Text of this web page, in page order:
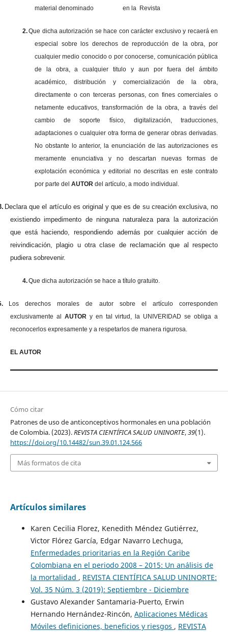
material denominado en la Revista
2.Que dicha autorización se hace con carácter exclusivo y recaerá en
especial sobre los derechos de reproducción de la obra, por
cualquier medio conocido o por conocerse, comunicación pública
de la obra, a cualquier titulo y aun por fuera del ámbito
académico, distribución y comercialización de la obra,
directamente o con terceras personas, con fines comerciales o
netamente educativos, transformación de la obra, a través del
cambio de soporte físico, digitalización, traducciones,
adaptaciones o cualquier otra forma de generar obras derivadas.
No obstante lo anterior, la enunciación de las autorizaciones es
meramente enunciativa y no descartan nuevas formas de
explotación económica y editorial no descritas en este contrato
por parte del AUTORdel artículo, a modo individual.
Declara que el artículo es original y que es de su creación exclusiva, no
existiendo impedimento de ninguna naturaleza para la autorización
que está haciendo, respondiendo además por cualquier acción de
reivindicación, plagio u otra clase de reclamación que al respecto
pudiera sobrevenir.
4.Que dicha autorización se hace a título gratuito.
Los derechos morales de autor sobre el artículo corresponden
exclusivamente al AUTOR y en tal virtud, la UNIVERIDAD se obliga a
reconocerlos expresamente y a respetarlos de manera rigurosa.
EL AUTOR
Cómo citar
Patrones de uso de anticonceptivos hormonales en una población
de Colombia. (2023).REVISTA CIENTÍFICA SALUD UNINORTE,39(1).
https://doi.org/10.14482/sun.39.01.124.566
Más formatos de cita
Artículos similares
Karen Cecilia Florez, Kenedith Méndez Gutiérrez,
Victor Flórez García, Edgar Navarro Lechuga,
Enfermedades prioritarias en la Región Caribe
Colombiana en el periodo 2008 – 2015: Un análisis de
la mortalidad , REVISTA CIENTÍFICA SALUD UNINORTE:
Vol. 35 Núm. 3 (2019): Septiembre - Diciembre
Gustavo Alexander Santamaria-Puerto, Erwin
Hernando Hernández-Rincón, Aplicaciones Médicas
Móviles definiciones, beneficios y riesgos , REVISTA